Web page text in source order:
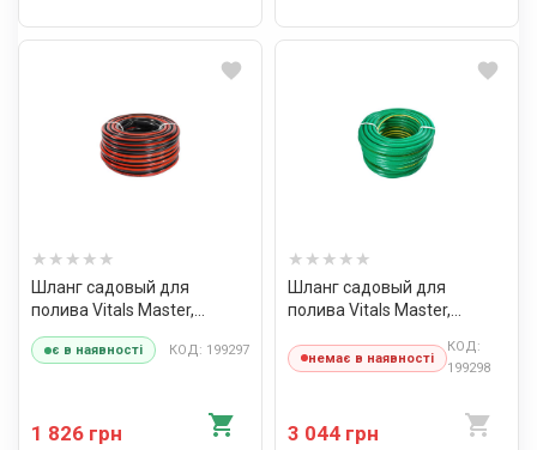
Шланг садовый для
полива Vitals Master,
"Quattro", ¾" 30 м
є в наявності КОД: 199297
1 826 грн
Шланг садовый для
полива Vitals Master,
немає в наявності
КОД:
199298
3 044 грн